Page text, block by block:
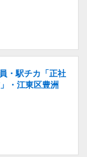
・駅チカ「正社
・江東区豊洲